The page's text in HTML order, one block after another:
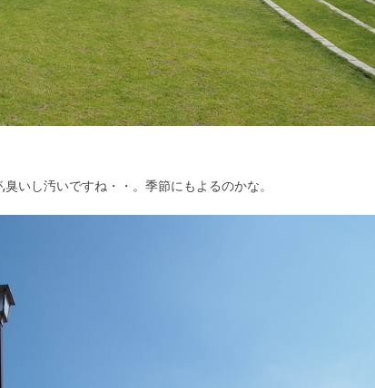
いし汚いですね・・。季節にもよるのかな。